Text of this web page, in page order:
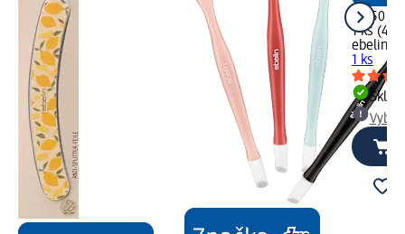
49,50 Kč
1 ks
ebelin
1 ks